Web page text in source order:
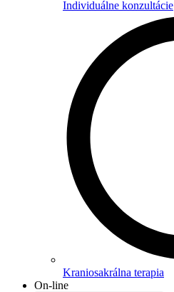
Individuálne konzultácie
Kraniosakrálna terapia
On-line